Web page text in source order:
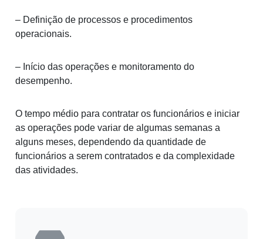
– Definição de processos e procedimentos
operacionais.
– Início das operações e monitoramento do
desempenho.
O tempo médio para contratar os funcionários e iniciar
as operações pode variar de algumas semanas a
alguns meses, dependendo da quantidade de
funcionários a serem contratados e da complexidade
das atividades.